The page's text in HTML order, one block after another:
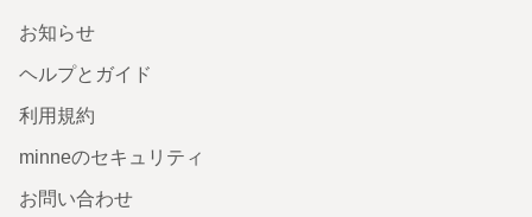
お知らせ
ヘルプとガイド
利用規約
minneのセキュリティ
お問い合わせ